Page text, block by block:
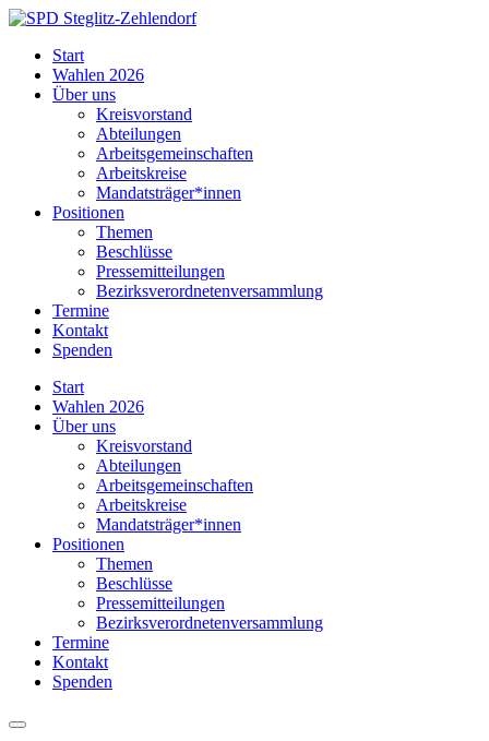
Skip
content
Steglitz-
Zehlendorf
Start
Wahlen 2026
Über uns
Kreisvorstand
Abteilungen
Arbeitsgemeinschaften
Arbeitskreise
Mandatsträger*innen
Positionen
Themen
Beschlüsse
Pressemitteilungen
Bezirksverordnetenversammlung
Termine
Kontakt
Spenden
Start
Wahlen 2026
Über uns
Kreisvorstand
Abteilungen
Arbeitsgemeinschaften
Arbeitskreise
Mandatsträger*innen
Positionen
Themen
Beschlüsse
Pressemitteilungen
Bezirksverordnetenversammlung
Termine
Kontakt
Spenden
Menu